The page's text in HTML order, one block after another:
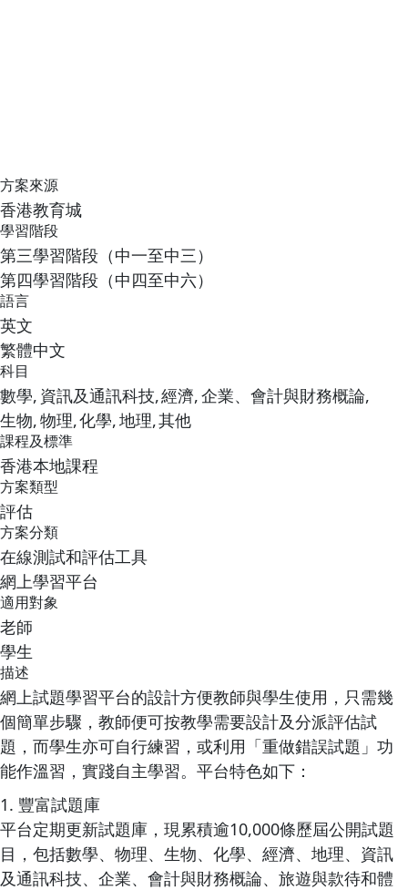
方案來源
香港教育城
學習階段
第三學習階段（中一至中三）
第四學習階段（中四至中六）
語言
英文
繁體中文
科目
數學, 資訊及通訊科技,經濟,企業、會計與財務概論,
生物,物理,化學,地理,其他
課程及標準
香港本地課程
方案類型
評估
方案分類
在線測試和評估工具
網上學習平台
適用對象
老師
學生
描述
網上試題學習平台的設計方便教師與學生使用，只需幾
個簡單步驟，教師便可按教學需要設計及分派評估試
題，而學生亦可自行練習，或利用「重做錯誤試題」功
能作溫習，實踐自主學習。平台特色如下：
1. 豐富試題庫
平台定期更新試題庫，現累積逾10,000條歷屆公開試題
目，包括數學、物理、生物、化學、經濟、地理、資訊
及通訊科技、企業、會計與財務概論、旅遊與款待和體